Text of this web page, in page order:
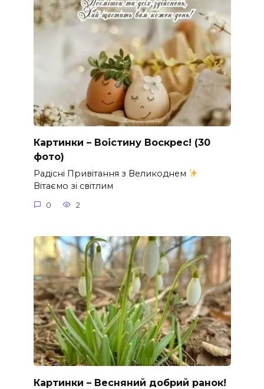
Картинки – Воістину Воскрес! (30
фото)
Радісні Привітання з Великоднем
Вітаємо зі світлим
0 2
Картинки – Весняний добрий ранок!